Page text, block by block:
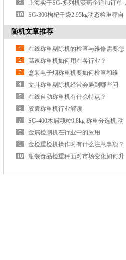
破重工业大件质控瓶颈，重塑全行业
精准检测新标准
上海实干SG-多列机获药企追加订单，
升降剔除方案破解微粒产品分选损耗
SG-300枸杞干袋2.95kg动态检重秤自
动选别机
随机文章推荐
在线称重剔除机的检查与维修需要怎
么做？
高速称重机如何用在各行业？
盒装电子烟称重机要如何检查和维
修？
文具称重剔除机经常会遇到哪些问
题？
在线自动称重机有什么特点？
胶囊称重机行业解读
SG-400木屑颗粒9.8kg 称重分选机,动
态选别秤方案
金属检测机在行业中的应用
金检重检机操作时有什么注意事项？
瓶装食品检重秤面对市场变化如何升